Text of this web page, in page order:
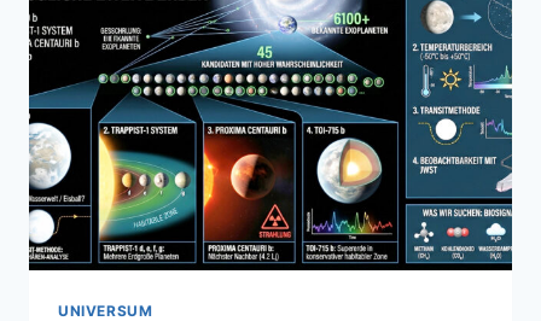
UNIVERSUM